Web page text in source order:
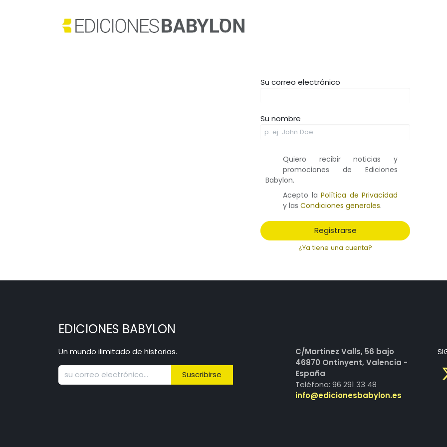
Su correo electrónico
Su nombre
Quiero recibir noticias y
promociones de Ediciones
Babylon.
Acepto la Política de Privacidad
y las Condiciones generales.
Registrarse
¿Ya tiene una cuenta?
EDICIONES BABYLON
Un mundo ilimitado de historias.
Suscribirse
C/Martinez Valls, 56 bajo
46870 Ontinyent, Valencia -
España
Teléfono: 96 291 33 48
info@edicionesbabylon.es